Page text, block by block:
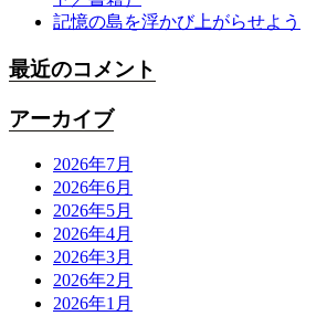
記憶の島を浮かび上がらせよう
最近のコメント
アーカイブ
2026年7月
2026年6月
2026年5月
2026年4月
2026年3月
2026年2月
2026年1月